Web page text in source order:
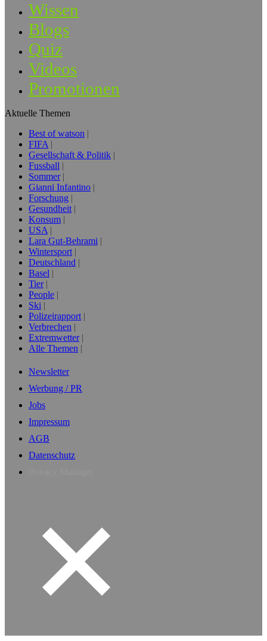
Wissen
Blogs
Quiz
Videos
Promotionen
Aktuelle Themen
Best of watson
FIFA
Gesellschaft & Politik
Fussball
Sommer
Gianni Infantino
Forschung
Gesundheit
Konsum
USA
Lara Gut-Behrami
Wintersport
Deutschland
Basel
Tier
People
Ski
Polizeirapport
Verbrechen
Extremwetter
Alle Themen
Newsletter
Werbung / PR
Jobs
Impressum
AGB
Datenschutz